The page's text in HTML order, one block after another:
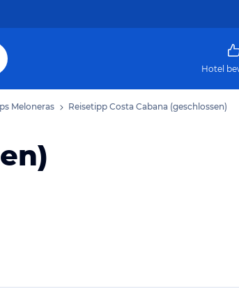
Hotel
Meloneras Reisetipp Costa Cabana (geschlossen)